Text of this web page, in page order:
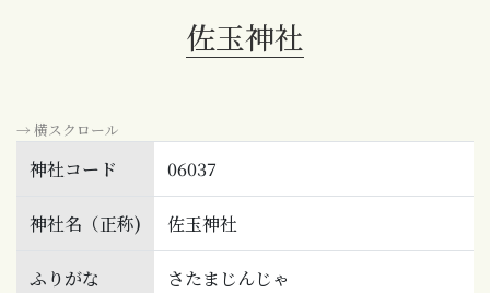
佐玉神社
→ 横スクロール
神社コード 06037
神社名（正称) 佐玉神社
ふりがな さたまじんじゃ